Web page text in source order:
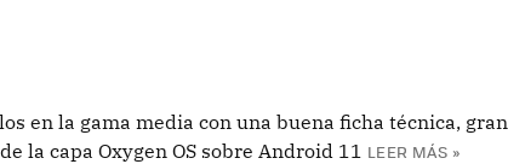
en la gama media con una buena ficha técnica, gran
la capa Oxygen OS sobre Android 11 LEER MÁS »